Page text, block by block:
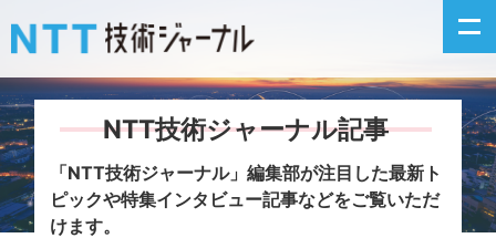
新着情報
NTT技術ジャーナル記事
「NTT技術ジャーナル」編集部が注目した最新ト
ピックや特集インタビュー記事などをご覧いただ
けます。